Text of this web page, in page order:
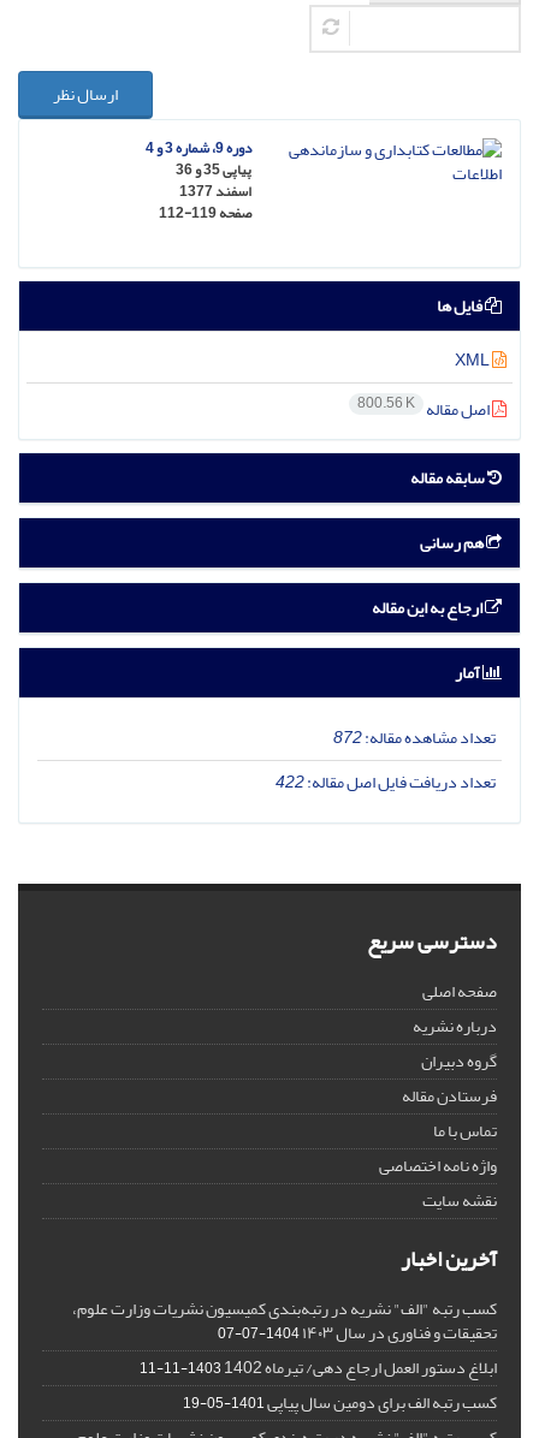
ارسال نظر
دوره 9، شماره 3 و 4
پیاپی 35 و 36
اسفند 1377
صفحه112-119
فایل ها
اصل مقاله 800.56 K
سابقه مقاله
هم رسانی
ارجاع به این مقاله
آمار
تعداد مشاهده مقاله:872
تعداد دریافت فایل اصل مقاله:422
دسترسی سریع
صفحه اصلی
درباره نشریه
گروه دبیران
فرستادن مقاله
تماس با ما
واژه نامه اختصاصی
نقشه سایت
آخرین اخبار
کسب رتبه "الف" نشریه در رتبه‌بندی کمیسیون نشریات وزارت علوم،
تحقیقات و فناوری در سال ۱۴۰۳ 1404-07-07
ابلاغ دستور العمل ارجاع دهی/ تیرماه 1402 1403-11-11
کسب رتبه الف برای دومین سال پیاپی1401-05-19